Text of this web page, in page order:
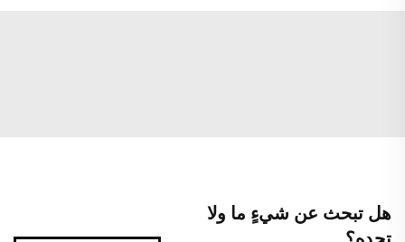
هل تبحث عن شيءٍ ما ولا